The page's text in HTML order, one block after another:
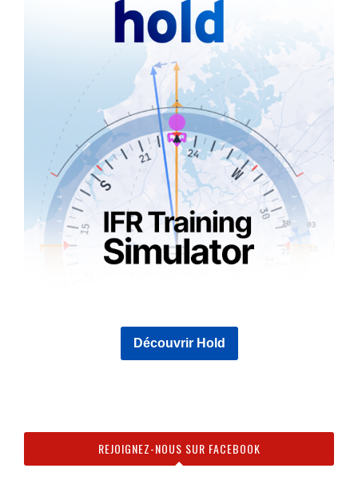
Découvrir Hold
REJOIGNEZ-NOUS SUR FACEBOOK